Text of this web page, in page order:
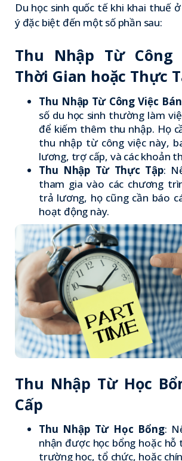
Du học sinh quốc tế khi khai thuế
ý đặc biệt đến một số phần sau:
Thu Nhập Từ Công
Thời Gian hoặc Thực
Thu Nhập Từ Công Việc
số du học sinh thường làm
để kiếm thêm thu nhập. Họ
thu nhập từ công việc này,
lương, trợ cấp, và các khoản
Thu Nhập Từ Thực Tập:
tham gia vào các chương
trả lương, họ cũng cần báo
hoạt động này.
Thu Nhập Từ Học
Cấp
Thu Nhập Từ Học Bổng:
nhận được học bổng hoặc
trường học, tổ chức, hoặc